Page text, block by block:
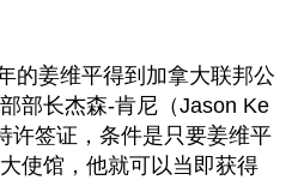
的姜维平得到加拿大联邦公
部长杰森-肯尼（Jason Ke
许签证，条件是只要姜维平
使馆，他就可以当即获得